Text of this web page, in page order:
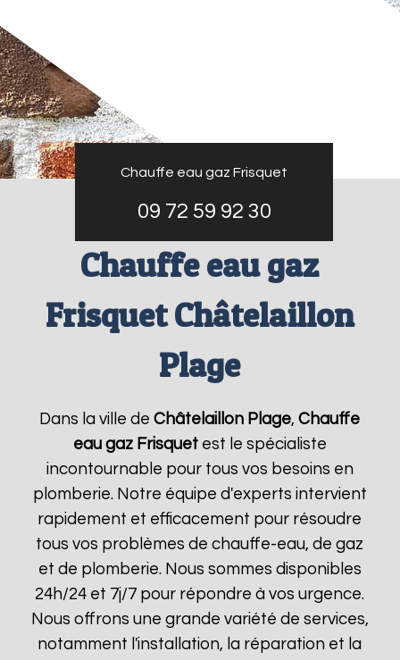
Chauffe eau gaz Frisquet
09 72 59 92 30
Chauffe eau gaz
Frisquet Châtelaillon
Plage
Dans la ville deChâtelaillon Plage,Chauffe
eau gaz Frisquetest le spécialiste
incontournable pour tous vos besoins en
plomberie. Notre équipe d'experts intervient
rapidement et efficacement pour résoudre
tous vos problèmes de chauffe-eau, de gaz
et de plomberie. Nous sommes disponibles
24h/24 et 7j/7 pour répondre à vos urgence.
Nous offrons une grande variété de services,
notamment l'installation, la réparation et la